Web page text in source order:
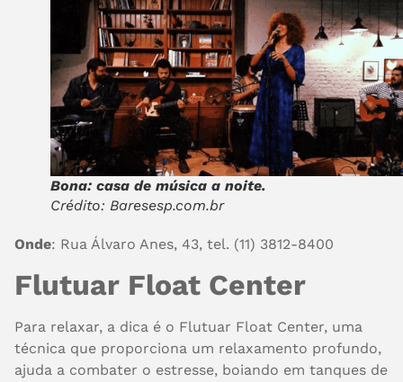
Bona: casa de música a noite.
Crédito: Baresesp.com.br
Onde: Rua Álvaro Anes, 43, tel. (11) 3812-8400
Flutuar Float Center
Para relaxar, a dica é o Flutuar Float Center, uma
técnica que proporciona um relaxamento profundo,
ajuda a combater o estresse, boiando em tanques de